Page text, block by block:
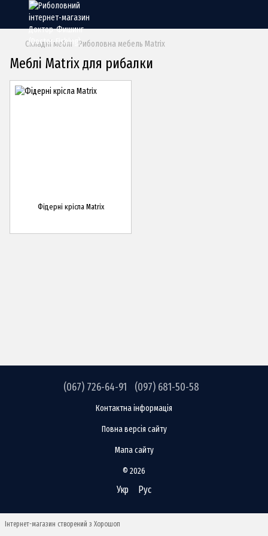
Складні меблі Риболовна мебель Matrix
Меблі Matrix для рибалки
Фідерні крісла Matrix
(067) 726-64-91 (097) 681-50-58
Контактна інформація
Повна версія сайту
Мапа сайту
© 2026
Укр Рус
Інтернет-магазин створений з Хорошоп